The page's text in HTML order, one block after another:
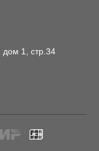
дом 1, стр.34